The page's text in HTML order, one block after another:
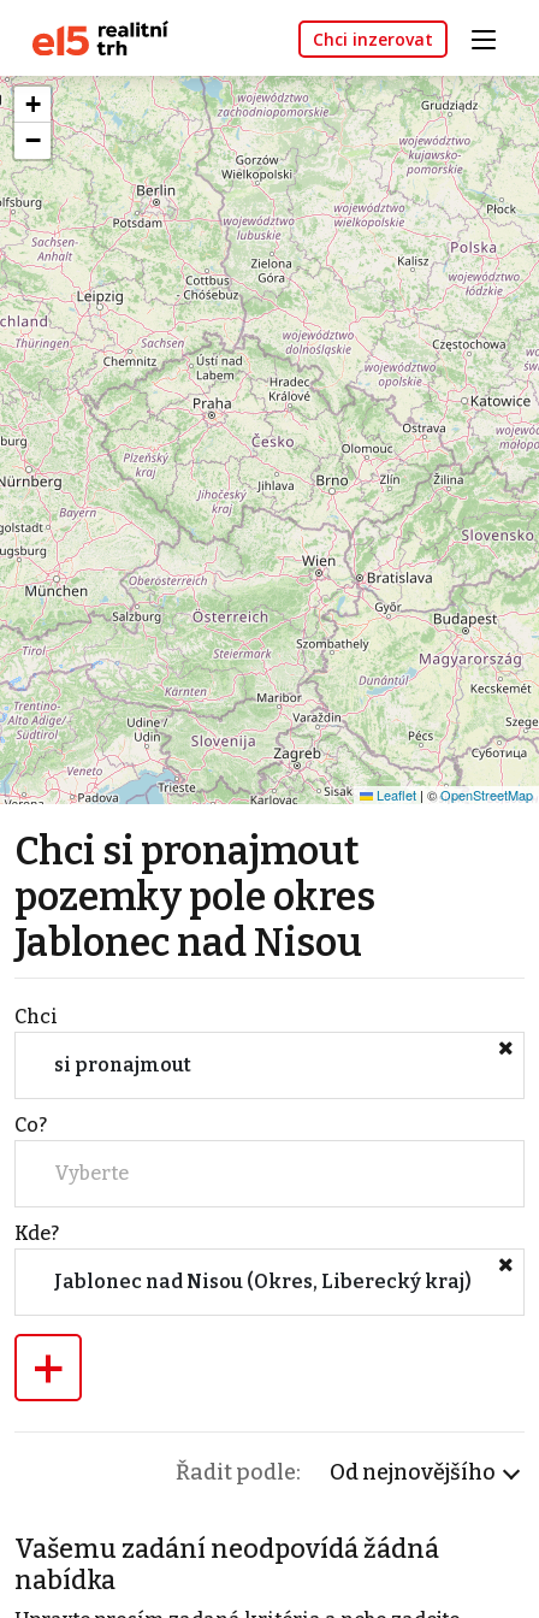
Chci inzerovat
+
−
Leaflet | ©OpenStreetMap
Chci si pronajmout
pozemky pole okres
Jablonec nad Nisou
Chci
si pronajmout
Co?
Vyberte
Kde?
Jablonec nad Nisou (Okres, Liberecký kraj)
+
Řadit podle: Od nejnovějšího
Vašemu zadání neodpovídá žádná
nabídka